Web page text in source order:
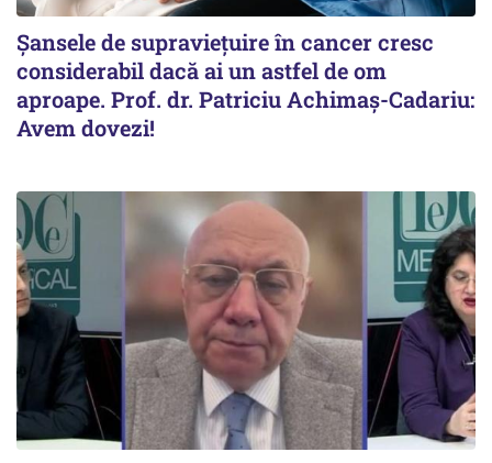
Șansele de supraviețuire în cancer cresc
considerabil dacă ai un astfel de om
aproape. Prof. dr. Patriciu Achimaș-Cadariu:
Avem dovezi!